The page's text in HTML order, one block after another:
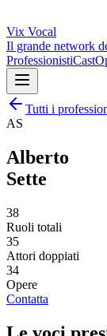
Vix Vocal
Il grande network
ProfessionistiCast
Tutti i
AS
Alberto
Sette
38
Ruoli totali
35
Attori doppiati
34
Opere
Contatta